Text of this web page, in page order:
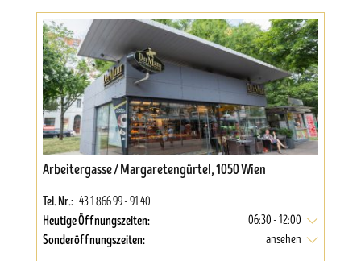
Arbeitergasse / Margaretengürtel, 1050 Wien
Tel. Nr.:+43 1 866 99 - 91 40
Heutige Öffnungszeiten: 06:30 - 12:00
Sonderöffnungszeiten: ansehen